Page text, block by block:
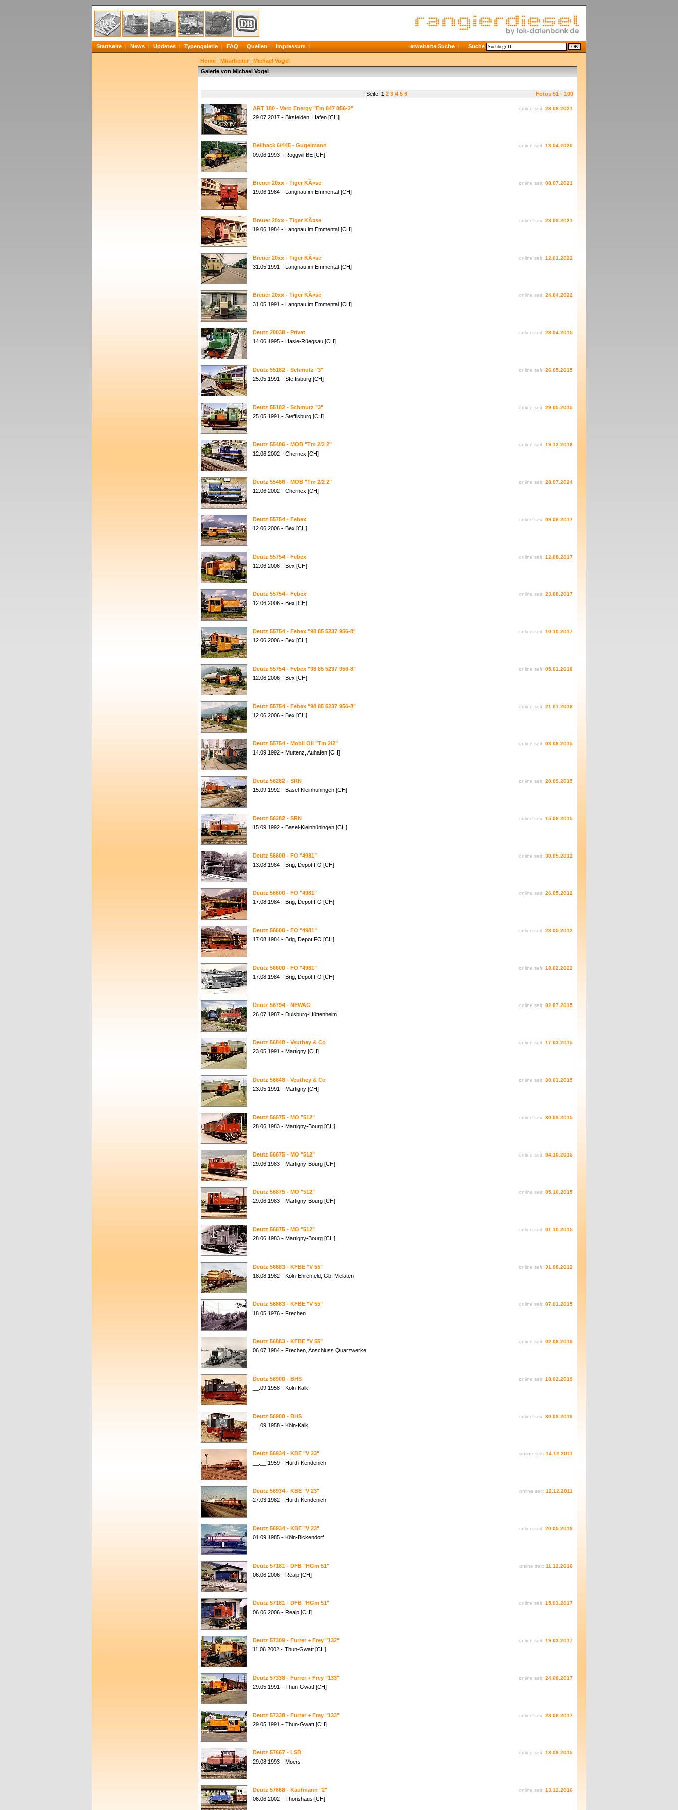
Startseite News Updates Typengalerie FAQ Quellen Impressum erweiterte Suche Suche
Home | Mitarbeiter | Michael Vogel
Galerie von Michael Vogel
Seite: 1 2 3 4 5 6 Fotos 51 - 100
ART 180 - Varo Energy "Em 847 856-2" online seit: 28.08.2021
29.07.2017 - Birsfelden, Hafen [CH]
Beilhack 6/445 - Gugelmann online seit: 13.04.2020
09.06.1993 - Roggwil BE [CH]
Breuer 20xx - Tiger KÃ¤se online seit: 08.07.2021
19.06.1984 - Langnau im Emmental [CH]
Breuer 20xx - Tiger KÃ¤se online seit: 23.09.2021
19.06.1984 - Langnau im Emmental [CH]
Breuer 20xx - Tiger KÃ¤se online seit: 12.01.2022
31.05.1991 - Langnau im Emmental [CH]
Breuer 20xx - Tiger KÃ¤se online seit: 24.04.2022
31.05.1991 - Langnau im Emmental [CH]
Deutz 20038 - Privat online seit: 28.04.2015
14.06.1995 - Hasle-Rüegsau [CH]
Deutz 55182 - Schmutz "3" online seit: 26.05.2015
25.05.1991 - Steffisburg [CH]
Deutz 55182 - Schmutz "3" online seit: 29.05.2015
25.05.1991 - Steffisburg [CH]
Deutz 55486 - MOB "Tm 2/2 2" online seit: 19.12.2016
12.06.2002 - Chernex [CH]
Deutz 55486 - MOB "Tm 2/2 2" online seit: 28.07.2024
12.06.2002 - Chernex [CH]
Deutz 55754 - Febex online seit: 09.08.2017
12.06.2006 - Bex [CH]
Deutz 55754 - Febex online seit: 12.08.2017
12.06.2006 - Bex [CH]
Deutz 55754 - Febex online seit: 23.08.2017
12.06.2006 - Bex [CH]
Deutz 55754 - Febex "98 85 5237 956-8" online seit: 10.10.2017
12.06.2006 - Bex [CH]
Deutz 55754 - Febex "98 85 5237 956-8" online seit: 05.01.2018
12.06.2006 - Bex [CH]
Deutz 55754 - Febex "98 85 5237 956-8" online seit: 21.01.2018
12.06.2006 - Bex [CH]
Deutz 55754 - Mobil Oil "Tm 2/2" online seit: 03.06.2015
14.09.1992 - Muttenz, Auhafen [CH]
Deutz 56282 - SRN online seit: 20.09.2015
15.09.1992 - Basel-Kleinhüningen [CH]
Deutz 56282 - SRN online seit: 15.08.2015
15.09.1992 - Basel-Kleinhüningen [CH]
Deutz 56600 - FO "4981" online seit: 30.05.2012
13.08.1984 - Brig, Depot FO [CH]
Deutz 56600 - FO "4981" online seit: 26.05.2012
17.08.1984 - Brig, Depot FO [CH]
Deutz 56600 - FO "4981" online seit: 23.05.2012
17.08.1984 - Brig, Depot FO [CH]
Deutz 56600 - FO "4981" online seit: 18.02.2022
17.08.1984 - Brig, Depot FO [CH]
Deutz 56794 - NEWAG online seit: 02.07.2015
26.07.1987 - Duisburg-Hüttenheim
Deutz 56848 - Veuthey & Co online seit: 17.03.2015
23.05.1991 - Martigny [CH]
Deutz 56848 - Veuthey & Co online seit: 30.03.2015
23.05.1991 - Martigny [CH]
Deutz 56875 - MO "512" online seit: 30.09.2015
28.06.1983 - Martigny-Bourg [CH]
Deutz 56875 - MO "512" online seit: 04.10.2015
29.06.1983 - Martigny-Bourg [CH]
Deutz 56875 - MO "512" online seit: 05.10.2015
29.06.1983 - Martigny-Bourg [CH]
Deutz 56875 - MO "512" online seit: 01.10.2015
28.06.1983 - Martigny-Bourg [CH]
Deutz 56883 - KFBE "V 55" online seit: 31.08.2012
18.08.1982 - Köln-Ehrenfeld, Gbf Melaten
Deutz 56883 - KFBE "V 55" online seit: 07.01.2015
18.05.1976 - Frechen
Deutz 56883 - KFBE "V 55" online seit: 02.06.2019
06.07.1984 - Frechen, Anschluss Quarzwerke
Deutz 56900 - BHS online seit: 18.02.2019
__.09.1958 - Köln-Kalk
Deutz 56900 - BHS online seit: 30.09.2019
__.09.1958 - Köln-Kalk
Deutz 56934 - KBE "V 23" online seit: 14.12.2011
__.__.1959 - Hürth-Kendenich
Deutz 56934 - KBE "V 23" online seit: 12.12.2011
27.03.1982 - Hürth-Kendenich
Deutz 56934 - KBE "V 23" online seit: 20.05.2019
01.09.1985 - Köln-Bickendorf
Deutz 57181 - DFB "HGm 51" online seit: 11.12.2016
06.06.2006 - Realp [CH]
Deutz 57181 - DFB "HGm 51" online seit: 15.03.2017
06.06.2006 - Realp [CH]
Deutz 57309 - Furrer + Frey "132" online seit: 19.03.2017
11.06.2002 - Thun-Gwatt [CH]
Deutz 57338 - Furrer + Frey "133" online seit: 24.08.2017
29.05.1991 - Thun-Gwatt [CH]
Deutz 57338 - Furrer + Frey "133" online seit: 28.08.2017
29.05.1991 - Thun-Gwatt [CH]
Deutz 57667 - LSB online seit: 13.09.2015
29.08.1993 - Moers
Deutz 57668 - Kaufmann "2" online seit: 13.12.2016
06.06.2002 - Thörishaus [CH]